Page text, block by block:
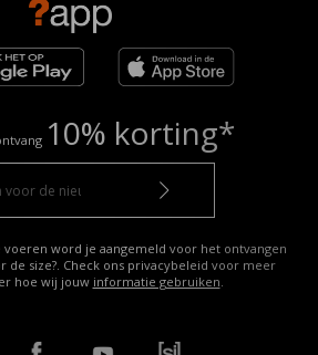
10% korting*
word je aangemeld voor het ontvangen
de size?. Check ons privacybeleid voor meer
hoe wij jouw informatie gebruiken.